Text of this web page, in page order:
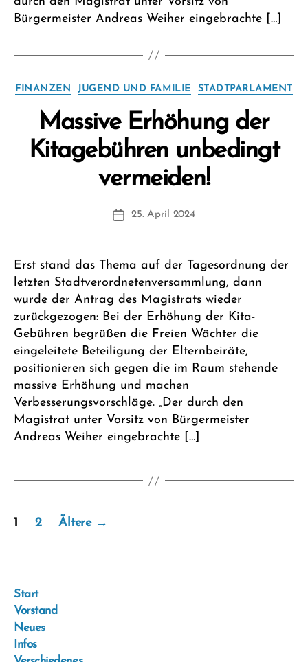
Bürgermeister Andreas Weiher eingebrachte […]
Kategorien
FINANZEN JUGEND UND FAMILIE STADTPARLAMENT
Massive Erhöhung der
Kitagebühren unbedingt
vermeiden!
Beitragsautor
o
F
Beitragsdatum
25. April 2024
Erst stand das Thema auf der Tagesordnung der
letzten Stadtverordnetenversammlung, dann
wurde der Antrag des Magistrats wieder
zurückgezogen: Bei der Erhöhung der Kita-
Gebühren begrüßen die Freien Wächter die
eingeleitete Beteiligung der Elternbeiräte,
positionieren sich gegen die im Raum stehende
massive Erhöhung und machen
Verbesserungsvorschläge. „Der durch den
Magistrat unter Vorsitz von Bürgermeister
Andreas Weiher eingebrachte […]
Seitennummerierung
1 2 Ältere →
Start
Vorstand
Neues
Infos